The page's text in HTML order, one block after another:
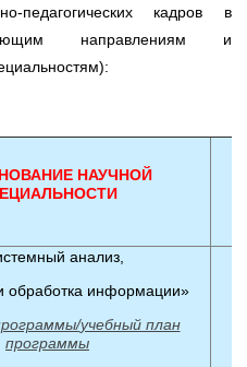
педагогических кадров в
направлениям и
НАУЧНОЙ
анализ,
обработка информации»
учебный план
программы